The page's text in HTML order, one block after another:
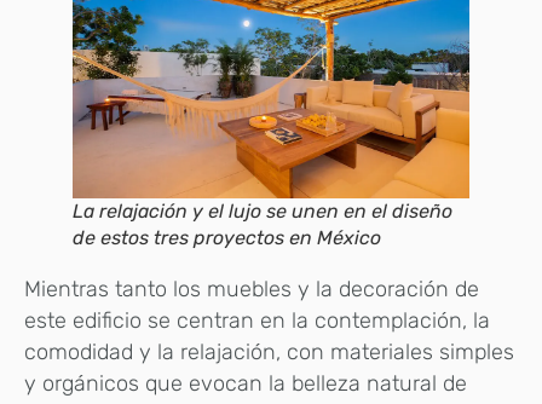
La relajación y el lujo se unen en el diseño
de estos tres proyectos en México
Mientras tanto los muebles y la decoración de
este edificio se centran en la contemplación, la
comodidad y la relajación, con materiales simples
y orgánicos que evocan la belleza natural de